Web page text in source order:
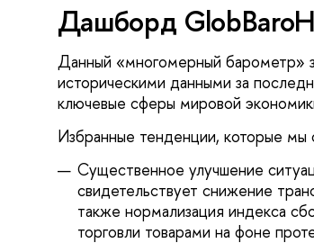
Дашборд
Данный «многомерный барометр»
историческими данными за
ключевые сферы мировой
Избранные тенденции, которые мы
Существенное улучшение
свидетельствует снижение
также нормализация индекса
торговли товарами на фоне